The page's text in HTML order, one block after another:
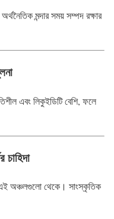
মন্দার সময় সম্পদ রক্ষার
এবং লিকুইডিটি বেশি, ফলে
এই অঞ্চলগুলো থেকে। সাংস্কৃতিক